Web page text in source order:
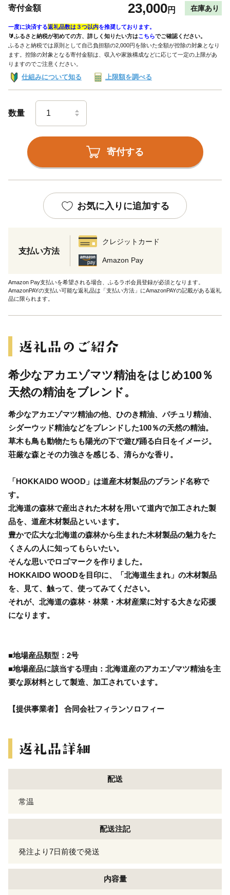
寄付金額 23,000円 在庫あり
一度に決済する返礼品数は３つ以内を推奨しております。
🔰ふるさと納税が初めての方、詳しく知りたい方はこちらでご確認ください。
ふるさと納税では原則として自己負担額の2,000円を除いた全額が控除の対象となり
ます。控除の対象となる寄付金額は、収入や家族構成などに応じて一定の上限があ
りますのでご注意ください。
仕組みについて知る 上限額を調べる
数量
寄付する
お気に入りに追加する
支払い方法
クレジットカード
Amazon Pay
Amazon Pay支払いを希望される場合、ふるラボ会員登録が必須となります。
AmazonPAYの支払い可能な返礼品は「支払い方法」にAmazonPAYの記載がある返礼
品に限られます。
希少なアカエゾマツ精油をはじめ100％
天然の精油をブレンド。
希少なアカエゾマツ精油の他、ひのき精油、パチュリ精油、
シダーウッド精油などをブレンドした100％の天然の精油。
草木も鳥も動物たちも陽光の下で遊び踊る白日をイメージ。
荘厳な森とその力強さを感じる、清らかな香り。
「HOKKAIDO WOOD」は道産木材製品のブランド名称で
す。
北海道の森林で産出された木材を用いて道内で加工された製
品を、道産木材製品といいます。
豊かで広大な北海道の森林から生まれた木材製品の魅力をた
くさんの人に知ってもらいたい。
そんな思いでロゴマークを作りました。
HOKKAIDO WOODを目印に、「北海道生まれ」の木材製品
を、見て、触って、使ってみてください。
それが、北海道の森林・林業・木材産業に対する大きな応援
になります。
■地場産品類型：2号
■地場産品に該当する理由：北海道産のアカエゾマツ精油を主
要な原材料として製造、加工されています。
【提供事業者】 合同会社フィランソロフィー
配送
常温
配送注記
発注より7日前後で発送
内容量